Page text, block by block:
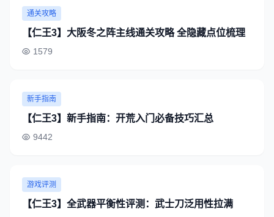
通关攻略
【仁王3】大阪冬之阵主线通关攻略 全隐藏点位梳理
1579
新手指南
【仁王3】新手指南：开荒入门必备技巧汇总
9442
游戏评测
【仁王3】全武器平衡性评测：武士刀泛用性拉满